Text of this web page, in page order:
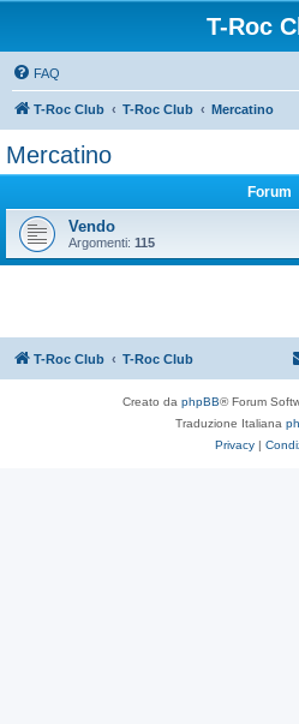
T-Roc
FAQ
T-Roc Club T-Roc Club Mercatino
Mercatino
Forum
Vendo
Argomenti: 115
T-Roc Club T-Roc Club
Creato da phpBB® Forum
Traduzione Italiana
Privacy |